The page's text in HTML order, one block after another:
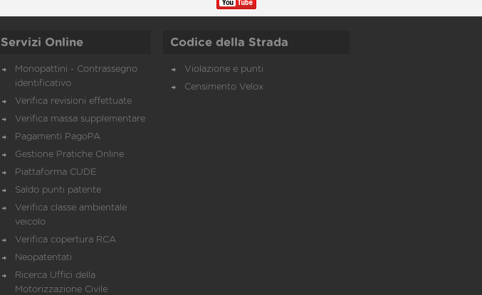
Servizi Online
Monopattini - Contrassegno
identificativo
Verifica revisioni effettuate
Verifica massa supplementare
Pagamenti PagoPA
Gestione Pratiche Online
Piattaforma CUDE
Saldo punti patente
Verifica classe ambientale
veicolo
Verifica copertura RCA
Neopatentati
Ricerca Uffici della
Motorizzazione Civile
Codice della Strada
Violazione e punti
Censimento Velox